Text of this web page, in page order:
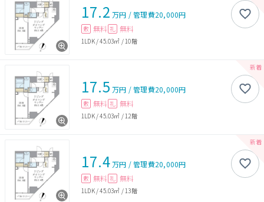
17.2 万円 /管理費20,000円
敷 無料 礼 無料
1LDK/45.03㎡ / 10階
17.5 万円 /管理費20,000円
敷 無料 礼 無料
1LDK/45.03㎡ / 12階
17.4万円 /管理費20,000円
敷 無料 礼 無料
1LDK/45.03㎡ / 13階